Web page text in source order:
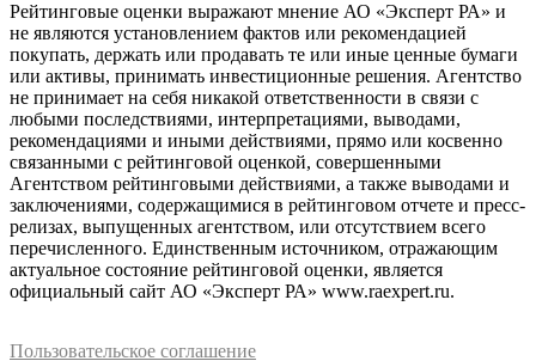
Рейтинговые оценки выражают мнение АО «Эксперт РА» и
не являются установлением фактов или рекомендацией
покупать, держать или продавать те или иные ценные бумаги
или активы, принимать инвестиционные решения. Агентство
не принимает на себя никакой ответственности в связи с
любыми последствиями, интерпретациями, выводами,
рекомендациями и иными действиями, прямо или косвенно
связанными с рейтинговой оценкой, совершенными
Агентством рейтинговыми действиями, а также выводами и
заключениями, содержащимися в рейтинговом отчете и пресс-
релизах, выпущенных агентством, или отсутствием всего
перечисленного. Единственным источником, отражающим
актуальное состояние рейтинговой оценки, является
официальный сайт АО «Эксперт РА» www.raexpert.ru.
Пользовательское соглашение